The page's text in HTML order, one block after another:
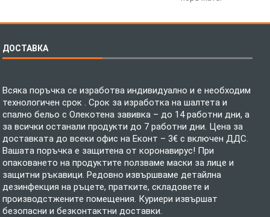
ДОСТАВКА
Всяка поръчка се изработва индивидуално и е необходим
технологичен срок . Срок за изработка на шалтета и
спално бельо с Олекотена завивка – до 14 работни дни, а
за всички останали продукти до 7 работни дни. Цена за
доставката до всеки офис на Еконт – 3€ с включен ДДС.
Вашата поръчка е защитена от коронавирус! При
опаковането на продуктите ползваме маски за лице и
защитни ръкавици. Редовно извършваме детайлна
дезинфекция на ръцете, пратките, складовете и
производстжените помещения. Куриери извършат
безопасни и безконтактни доставки.